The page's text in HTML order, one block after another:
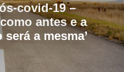
covid-19 –
antes e a
a mesma’